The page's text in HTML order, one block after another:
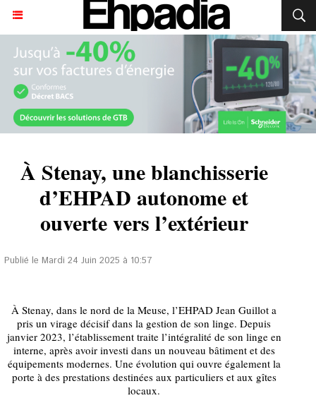
À Stenay, une blanchisserie
d’EHPAD autonome et
ouverte vers l’extérieur
Publié le Mardi 24 Juin 2025 à 10:57
À Stenay, dans le nord de la Meuse, l’EHPAD Jean Guillot a
pris un virage décisif dans la gestion de son linge. Depuis
janvier 2023, l’établissement traite l’intégralité de son linge en
interne, après avoir investi dans un nouveau bâtiment et des
équipements modernes. Une évolution qui ouvre également la
porte à des prestations destinées aux particuliers et aux gîtes
locaux.